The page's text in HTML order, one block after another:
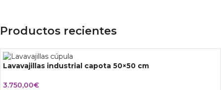
Productos recientes
Lavavajillas industrial capota 50×50 cm
3.750,00€